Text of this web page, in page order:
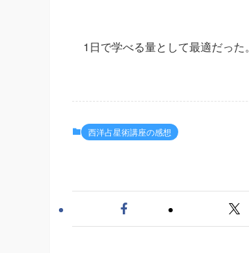
1日で学べる量として最適だった。
西洋占星術講座の感想